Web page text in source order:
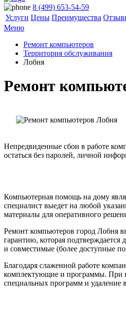
8 (499) 653-54-59
Услуги Цены Преимущества
Меню
Ремонт компьютеров
Территория обслуживания
Лобня
Ремонт
Непредвиденные сбои в работе
остаться без паролей, личной
Компьютерная помощь на дому
специалист выедет на любой
материалы для оперативного
Ремонт компьютеров город Лобня
гарантию, которая
и совместимые (более доступные
Благодаря слаженной работе
комплектующие и программы. При
специальных программ и удаление